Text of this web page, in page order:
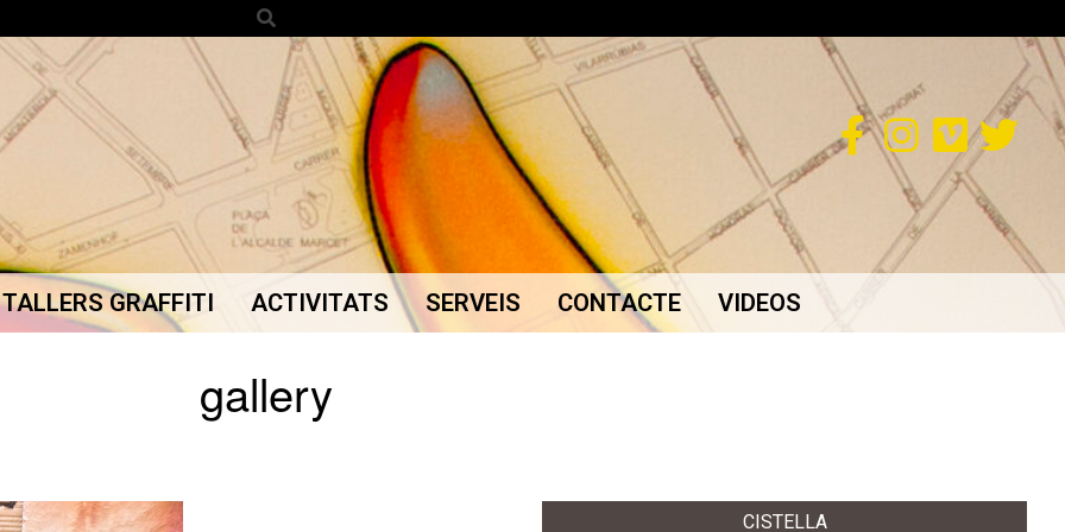
Search
Secondary
Menu
TALLERS GRAFFITI ACTIVITATS SERVEIS CONTACTE VIDEOS
gallery
CISTELLA